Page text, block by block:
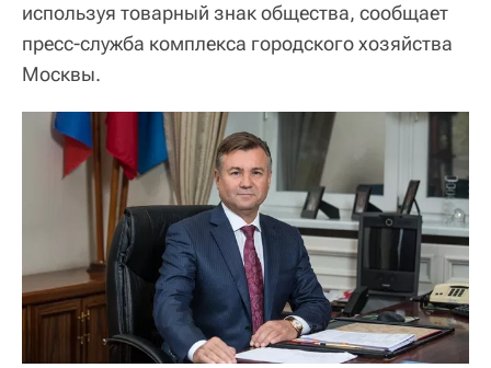
используя товарный знак общества, сообщает
пресс-служба комплекса городского хозяйства
Москвы.